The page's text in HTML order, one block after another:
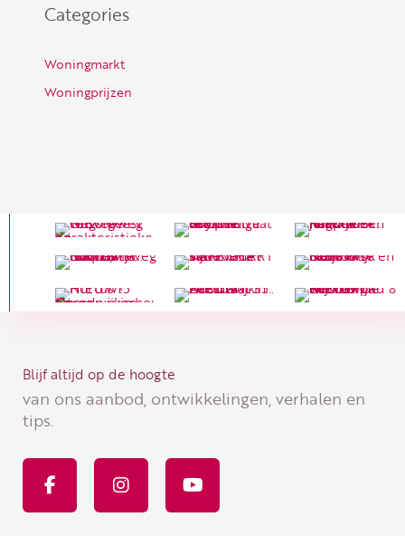
Categories
Woningmarkt
Woningprijzen
Blijf altijd op de hoogte
van ons aanbod, ontwikkelingen, verhalen en
tips.
F
a
c
e
I
n
t
Y
o
t